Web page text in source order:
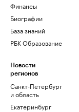
Финансы
Биографии
База знаний
РБК Образование
Новости
регионов
Санкт-Петербург
и область
Екатеринбург